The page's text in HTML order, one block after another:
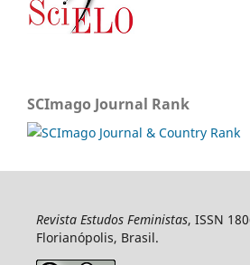
SCImago Journal Rank
Revista Estudos Feministas, ISSN
Florianópolis, Brasil.